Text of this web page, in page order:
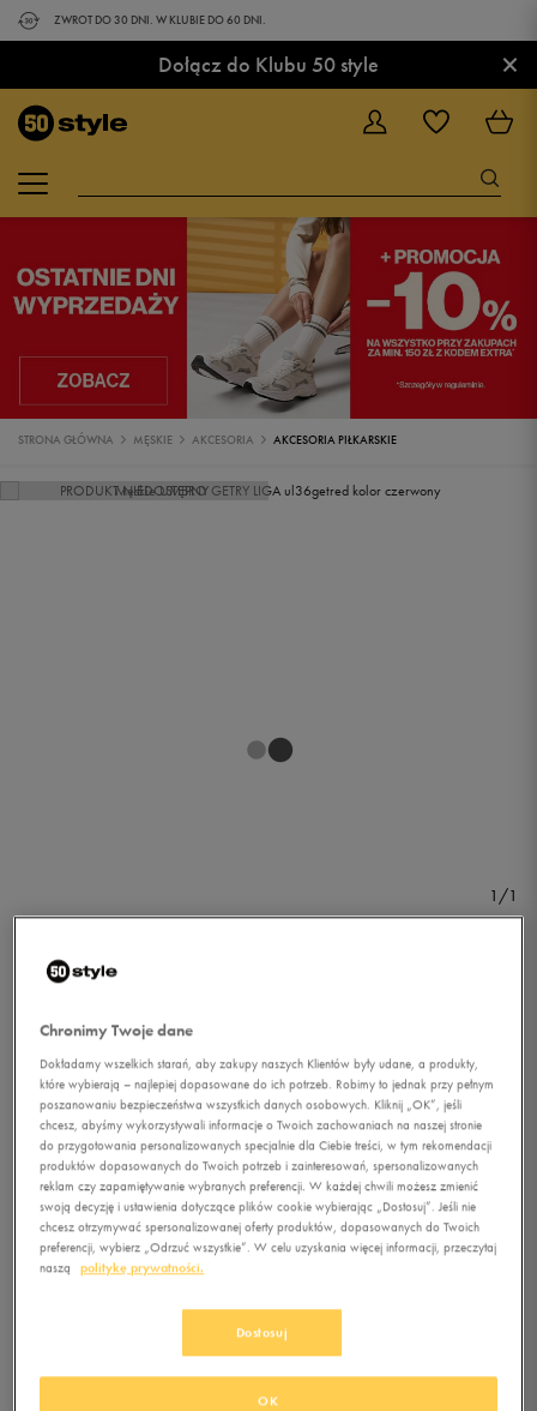
ZWROT DO 30 DNI. W KLUBIE DO 60 DNI.
Dołącz do Klubu 50 style ×
STRONA GŁÓWNA MĘSKIE AKCESORIA AKCESORIA PIŁKARSKIE
PRODUKT NIEDOSTĘPNY
1/1
UMBRO GETRY LIGA
0.0(
7,99złz Vat
+ 40 PKT WKLUBIE 50 STYLE
Jeśli artykuł będzie ponownie dostępny, otrzymasz od nas powiadomienie.
Chronimy Twoje dane
Dokładamy wszelkich starań, aby zakupy naszych Klientów były udane, a produkty,
które wybierają – najlepiej dopasowane do ich potrzeb. Robimy to jednak przy pełnym
poszanowaniu bezpieczeństwa wszystkich danych osobowych. Kliknij „OK”, jeśli
chcesz, abyśmy wykorzystywali informacje o Twoich zachowaniach na naszej stronie
do przygotowania personalizowanych specjalnie dla Ciebie treści, w tym rekomendacji
produktów dopasowanych do Twoich potrzeb i zainteresowań, spersonalizowanych
reklam czy zapamiętywanie wybranych preferencji. W każdej chwili możesz zmienić
swoją decyzję i ustawienia dotyczące plików cookie wybierając „Dostosuj”. Jeśli nie
chcesz otrzymywać spersonalizowanej oferty produktów, dopasowanych do Twoich
preferencji, wybierz „Odrzuć wszystkie”. W celu uzyskania więcej informacji, przeczytaj
naszą
politykę prywatności.
Dostosuj
OK